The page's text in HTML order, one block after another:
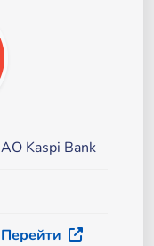
AO Kaspi Bank
Перейти